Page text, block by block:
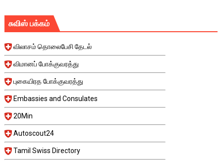
சுவிஸ் பக்கம்
விலாசம் தொலைபேசி தேடல்
விமானப் போக்குவரத்து
புகையிரத போக்குவரத்து
Embassies and Consulates
20Min
Autoscout24
Tamil Swiss Directory